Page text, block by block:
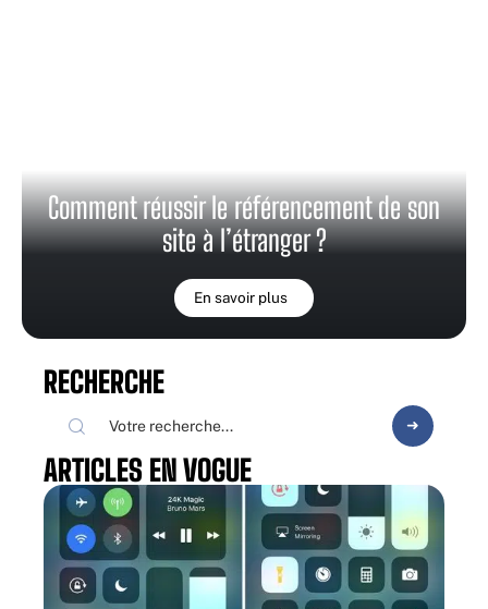
Comment réussir le référencement de son
site à l’étranger ?
En savoir plus
RECHERCHE
ARTICLES EN VOGUE